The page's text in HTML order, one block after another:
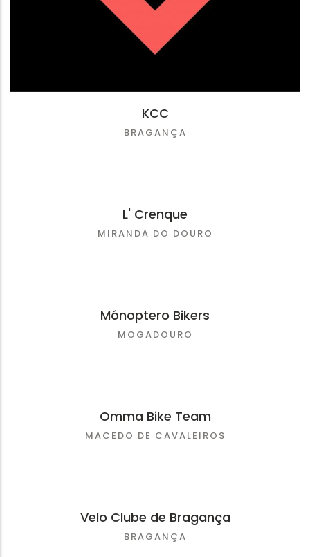
KCC
BRAGANÇA
L' Crenque
MIRANDA DO DOURO
Mónoptero Bikers
MOGADOURO
Omma Bike Team
MACEDO DE CAVALEIROS
Velo Clube de Bragança
BRAGANÇA